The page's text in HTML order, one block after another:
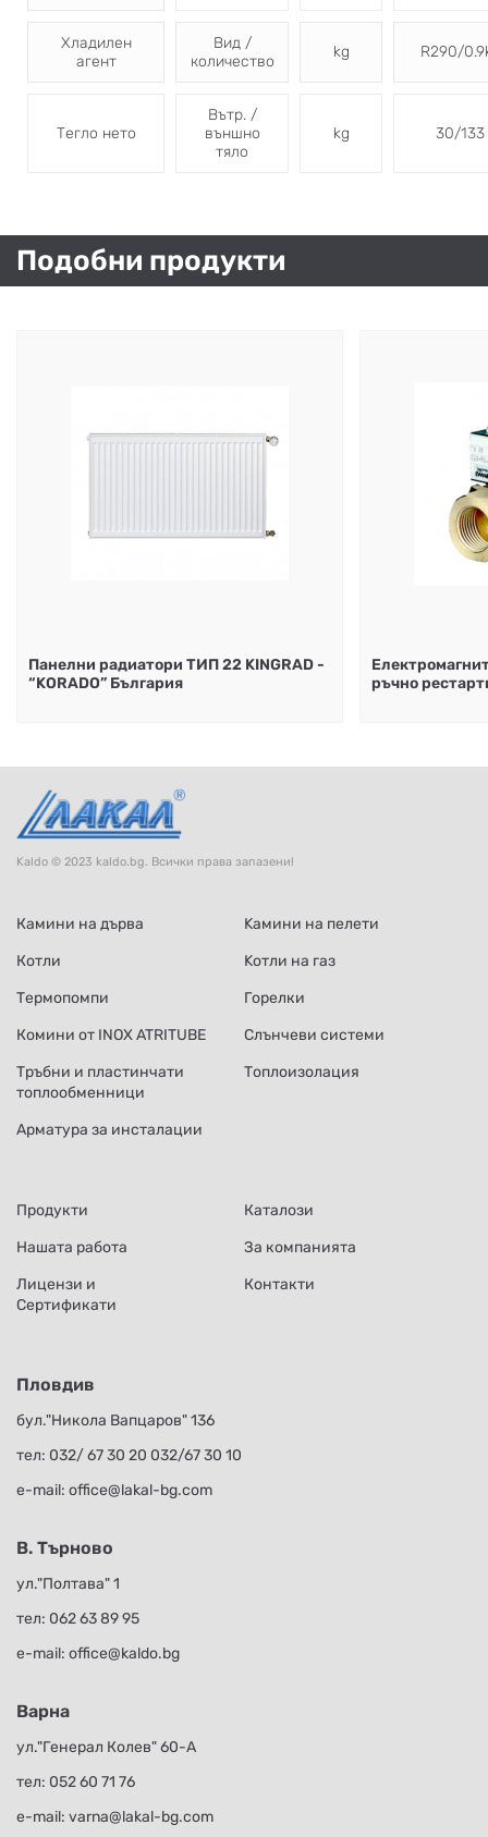
Хладилен
агент
Вид /
количество
kg R290/
Тегло нето
Вътр. /
външно
тяло
kg 30/133
Подобни продукти
Панелни радиатори ТИП 22 KINGRAD -
“KORADO” България
ръчно
Kaldo © 2023 kaldo.bg. Всички права запазени!
Камини на дърва
Kамини на пелети
Котли
Kотли на газ
Термопомпи
Горелки
Комини от INOX ATRITUBE
Слънчеви системи
Тръбни и пластинчати
топлообменници
Топлоизолация
Арматура за инсталации
Продукти
Каталози
Нашата работа
За компанията
Лицензи и
Сертификати
Контакти
Пловдив
бул."Никола Вапцаров" 136
тел: 032/ 67 30 20 032/67 30 10
е-mail: office@lakal-bg.com
В. Търново
ул."Полтава" 1
тел: 062 63 89 95
е-mail: office@kaldo.bg
Варна
ул."Генерал Колев" 60-А
тел: 052 60 71 76
е-mail: varna@lakal-bg.com